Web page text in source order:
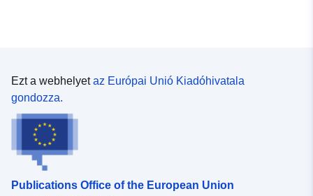
Ezt a webhelyetaz Európai Unió Kiadóhivatala
gondozza.
Publications Office of the European Union